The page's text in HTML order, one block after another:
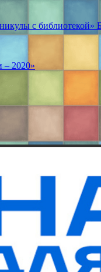
с библиотекой»
– 2020»